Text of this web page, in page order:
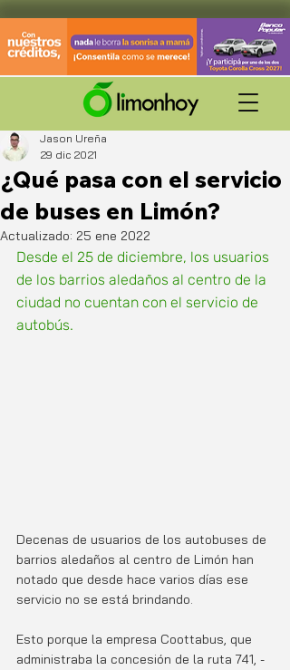
¿Qué pasa con el servicio
de buses en Limón?
Jason Ureña
29 dic 2021
Actualizado: 25 ene 2022
Desde el 25 de diciembre, los usuarios
de los barrios aledaños al centro de la
ciudad no cuentan con el servicio de
autobús.
Decenas de usuarios de los autobuses de
barrios aledaños al centro de Limón han
notado que desde hace varios días ese
servicio no se está brindando.
Esto porque la empresa Coottabus, que
administraba la concesión de la ruta 741, -